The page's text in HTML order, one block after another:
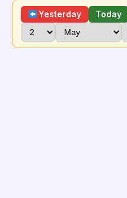
Yesterday Today